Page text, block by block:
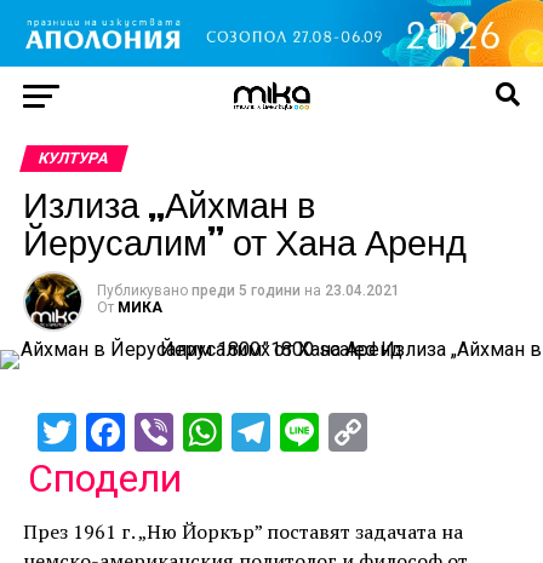
КУЛТУРА
Излиза „Айхман в
Йерусалим” от Хана Аренд
Публикувано преди 5 години на 23.04.2021
От МИКА
TwitterFacebook
ViberWhatsApp
Telegram
Line
Сподели
През 1961 г. „Ню Йоркър” поставят задачата на